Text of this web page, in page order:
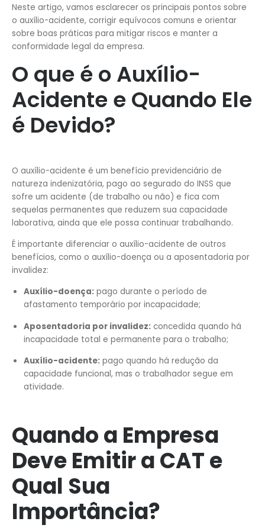
Neste artigo, vamos esclarecer os principais pontos sobre
o auxílio-acidente, corrigir equívocos comuns e orientar
sobre boas práticas para mitigar riscos e manter a
conformidade legal da empresa.
O que é o Auxílio-
Acidente e Quando Ele
é Devido?
O auxílio-acidente é um benefício previdenciário de
natureza indenizatória, pago ao segurado do INSS que
sofre um acidente (de trabalho ou não) e fica com
sequelas permanentes que reduzem sua capacidade
laborativa, ainda que ele possa continuar trabalhando.
É importante diferenciar o auxílio-acidente de outros
benefícios, como o auxílio-doença ou a aposentadoria por
invalidez:
Auxílio-doença: pago durante o período de
afastamento temporário por incapacidade;
Aposentadoria por invalidez: concedida quando há
incapacidade total e permanente para o trabalho;
Auxílio-acidente: pago quando há redução da
capacidade funcional, mas o trabalhador segue em
atividade.
Quando a Empresa
Deve Emitir a CAT e
Qual Sua
Importância?